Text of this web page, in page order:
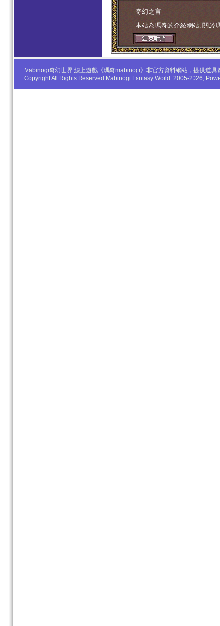
学生妹 奇幻之言
本站為瑪奇的介紹網站, 關於
Mabinogi奇幻世界 線上遊戲《瑪奇mabinogi》非官方資料網站，提供道
Copyright All Rights Reserved Mabinogi Fantasy World. 2005-2026,